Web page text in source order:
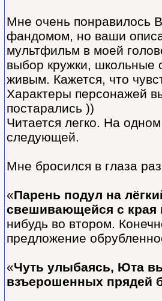
Мне очень понравилось
фандомом, но ваши
мультфильм в моей
выбор кружки, школьные
живым. Кажется, что
Характеры персонажей
постарались ))
Читается легко. На
следующей.
Мне бросился в глаза
«Парень подул на
свешивающейся с края
нибудь во втором.
предложение
«Чуть улыбаясь, Юта
взъерошенных прядей